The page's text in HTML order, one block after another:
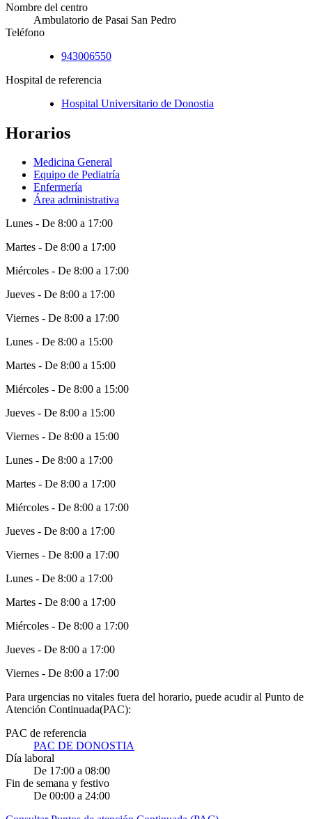
Nombre del centro
Ambulatorio de Pasai San Pedro
Teléfono
943006550
Hospital de referencia
Hospital Universitario de Donostia
Horarios
Medicina General
Equipo de Pediatría
Enfermería
Área administrativa
Lunes - De 8:00 a 17:00
Martes - De 8:00 a 17:00
Miércoles - De 8:00 a 17:00
Jueves - De 8:00 a 17:00
Viernes - De 8:00 a 17:00
Lunes - De 8:00 a 15:00
Martes - De 8:00 a 15:00
Miércoles - De 8:00 a 15:00
Jueves - De 8:00 a 15:00
Viernes - De 8:00 a 15:00
Lunes - De 8:00 a 17:00
Martes - De 8:00 a 17:00
Miércoles - De 8:00 a 17:00
Jueves - De 8:00 a 17:00
Viernes - De 8:00 a 17:00
Lunes - De 8:00 a 17:00
Martes - De 8:00 a 17:00
Miércoles - De 8:00 a 17:00
Jueves - De 8:00 a 17:00
Viernes - De 8:00 a 17:00
Para urgencias no vitales fuera del horario, puede acudir al Punto de
Atención Continuada(PAC):
PAC de referencia
PAC DE DONOSTIA
Día laboral
De 17:00 a 08:00
Fin de semana y festivo
De 00:00 a 24:00